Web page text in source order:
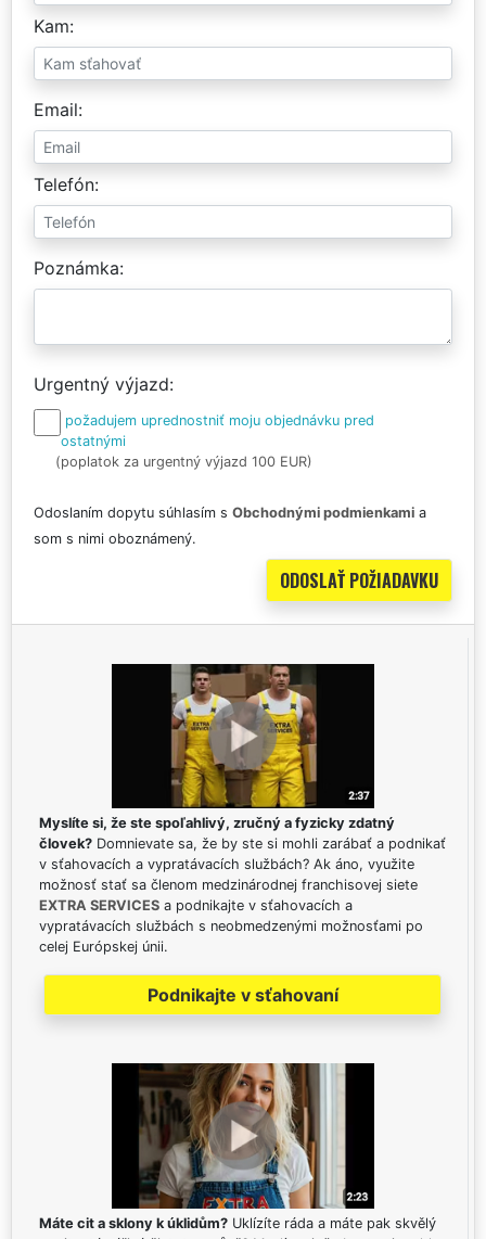
Kam
Email
Telefón
Poznámka
Urgentný výjazd
požadujem uprednostniť moju objednávku pred
ostatnými
(poplatok za urgentný výjazd 100 EUR)
Odoslaním dopytu súhlasím s Obchodnými podmienkami a
som s nimi oboznámený.
Myslíte si, že ste spoľahlivý, zručný a fyzicky zdatný
človek? Domnievate sa, že by ste si mohli zarábať a podnikať
v sťahovacích a vypratávacích službách? Ak áno, využite
možnosť stať sa členom medzinárodnej franchisovej siete
EXTRA SERVICES a podnikajte v sťahovacích a
vypratávacích službách s neobmedzenými možnosťami po
celej Európskej únii.
Podnikajte v sťahovaní
Máte cit a sklony k úklidům? Uklízíte ráda a máte pak skvělý